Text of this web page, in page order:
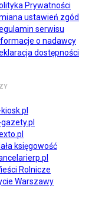
Prywatności
ustawień zgód
serwisu
o nadawcy
dostępności
kiosk.pl
gazety.pl
księgowość
Rolnicze
Warszawy